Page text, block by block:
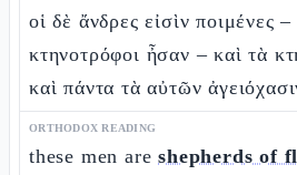
οἱ δὲ ἄνδρες εἰσὶν ποιμένες
κτηνοτρόφοι ἦσαν – καὶ τὰ
καὶ πάντα τὰ αὐτῶν
ORTHODOX READING
these men areshepherds of